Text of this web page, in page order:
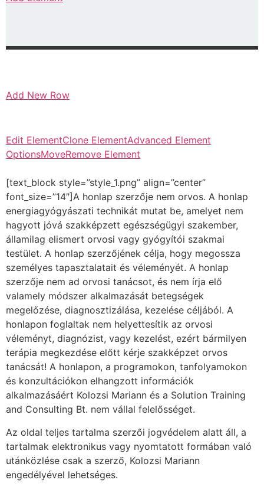
Add New Row
Edit ElementClone ElementAdvanced Element
OptionsMoveRemove Element
[text_block style=”style_1.png” align=”center”
font_size=”14″]A honlap szerzője nem orvos. A honlap
energiagyógyászati technikát mutat be, amelyet nem
hagyott jóvá szakképzett egészségügyi szakember,
államilag elismert orvosi vagy gyógyítói szakmai
testület. A honlap szerzőjének célja, hogy megossza
személyes tapasztalatait és véleményét. A honlap
szerzője nem ad orvosi tanácsot, és nem írja elő
valamely módszer alkalmazását betegségek
megelőzése, diagnosztizálása, kezelése céljából. A
honlapon foglaltak nem helyettesítik az orvosi
véleményt, diagnózist, vagy kezelést, ezért bármilyen
terápia megkezdése előtt kérje szakképzet orvos
tanácsát! A honlapon, a programokon, tanfolyamokon
és konzultációkon elhangzott információk
alkalmazásáért Kolozsi Mariann és a Solution Training
and Consulting Bt. nem vállal felelősséget.
Az oldal teljes tartalma szerzői jogvédelem alatt áll, a
tartalmak elektronikus vagy nyomtatott formában való
utánközlése csak a szerző, Kolozsi Mariann
engedélyével lehetséges.